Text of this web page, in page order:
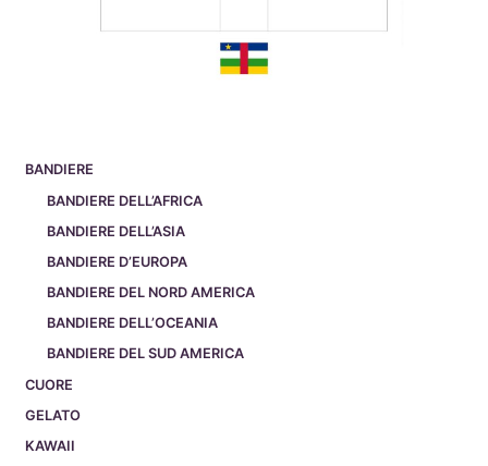
BANDIERE
BANDIERE DELL’AFRICA
BANDIERE DELL’ASIA
BANDIERE D’EUROPA
BANDIERE DEL NORD AMERICA
BANDIERE DELL’OCEANIA
BANDIERE DEL SUD AMERICA
CUORE
GELATO
KAWAII